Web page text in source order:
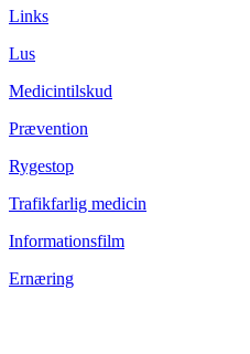
Links
Lus
Medicintilskud
Prævention
Rygestop
Trafikfarlig medicin
Informationsfilm
Ernæring